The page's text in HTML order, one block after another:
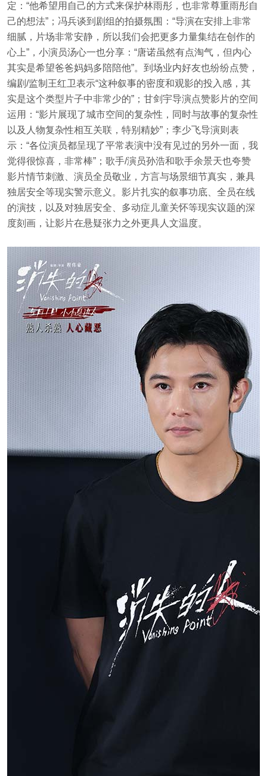
定：“他希望用自己的方式来保护林雨彤，也非常尊重雨彤自
己的想法”；冯兵谈到剧组的拍摄氛围：“导演在安排上非常
细腻，片场非常安静，所以我们会把更多力量集结在创作的
心上”，小演员汤心一也分享：“唐诺虽然有点淘气，但内心
其实是希望爸爸妈妈多陪陪他”。到场业内好友也纷纷点赞，
编剧/监制王红卫表示“这种叙事的密度和观影的投入感，其
实是这个类型片子中非常少的”；甘剑宇导演点赞影片的空间
运用：“影片展现了城市空间的复杂性，同时与故事的复杂性
以及人物复杂性相互关联，特别精妙”；李少飞导演则表
示：“各位演员都呈现了平常表演中没有见过的另外一面，我
觉得很惊喜，非常棒”；歌手/演员孙浩和歌手余景天也夸赞
影片情节刺激、演员全员敬业，方言与场景细节真实，兼具
独居安全等现实警示意义。影片扎实的叙事功底、全员在线
的演技，以及对独居安全、多动症儿童关怀等现实议题的深
度刻画，让影片在悬疑张力之外更具人文温度。